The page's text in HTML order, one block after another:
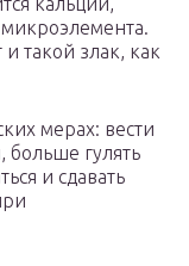
такой злак, как
мерах: вести
гулять
и сдавать